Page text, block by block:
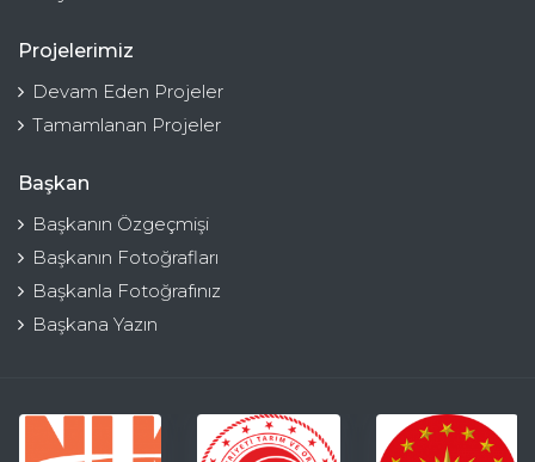
Projelerimiz
Devam Eden Projeler
Tamamlanan Projeler
Başkan
Başkanın Özgeçmişi
Başkanın Fotoğrafları
Başkanla Fotoğrafınız
Başkana Yazın